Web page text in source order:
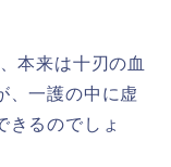
本来は十刃の血
、一護の中に虚
きるのでしょ